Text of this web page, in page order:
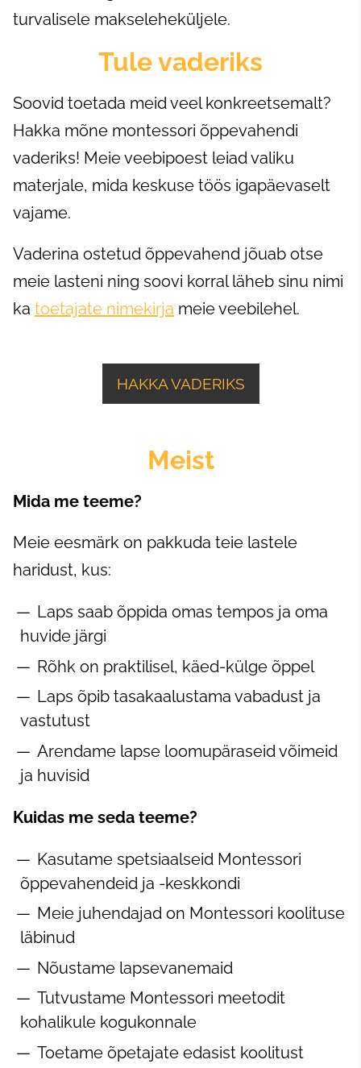
turvalisele makseleheküljele.
Tule vaderiks
Soovid toetada meid veel konkreetsemalt?
Hakka mõne montessori õppevahendi
vaderiks! Meie veebipoest leiad valiku
materjale, mida keskuse töös igapäevaselt
vajame.
Vaderina ostetud õppevahend jõuab otse
meie lasteni ning soovi korral läheb sinu nimi
ka toetajate nimekirja meie veebilehel.
HAKKA VADERIKS
Meist
Mida me teeme?
Meie eesmärk on pakkuda teie lastele
haridust, kus:
Laps saab õppida omas tempos ja oma
huvide järgi
Rõhk on praktilisel, käed-külge õppel
Laps õpib tasakaalustama vabadust ja
vastutust
Arendame lapse loomupäraseid võimeid
ja huvisid
Kuidas me seda teeme?
Kasutame spetsiaalseid Montessori
õppevahendeid ja -keskkondi
Meie juhendajad on Montessori koolituse
läbinud
Nõustame lapsevanemaid
Tutvustame Montessori meetodit
kohalikule kogukonnale
Toetame õpetajate edasist koolitust